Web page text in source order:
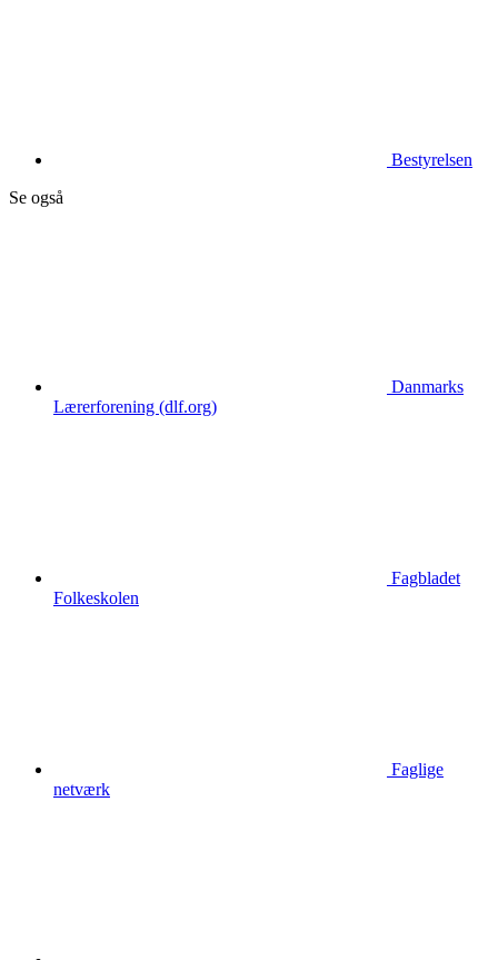
Bestyrelsen
Se også
Danmarks
Lærerforening (dlf.org)
Fagbladet
Folkeskolen
Faglige
netværk